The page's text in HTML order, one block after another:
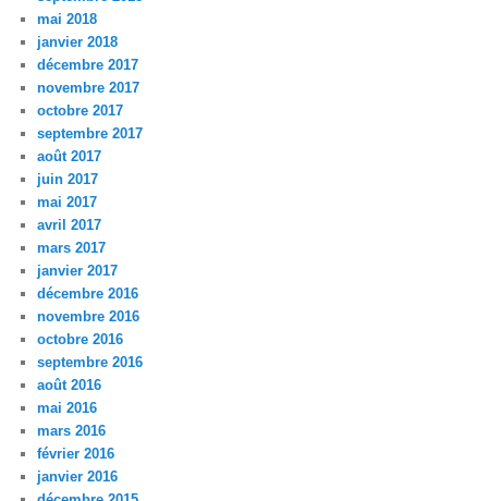
mai 2018
janvier 2018
décembre 2017
novembre 2017
octobre 2017
septembre 2017
août 2017
juin 2017
mai 2017
avril 2017
mars 2017
janvier 2017
décembre 2016
novembre 2016
octobre 2016
septembre 2016
août 2016
mai 2016
mars 2016
février 2016
janvier 2016